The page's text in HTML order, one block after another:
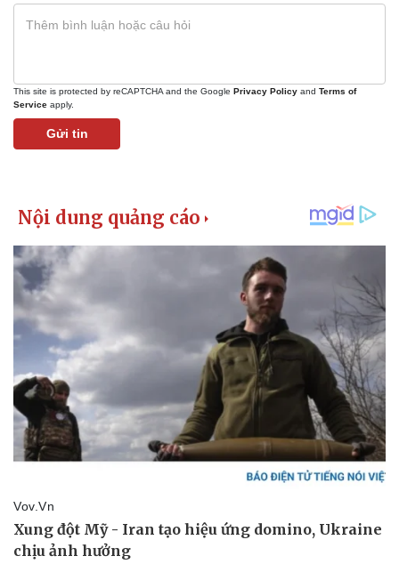
This site is protected by reCAPTCHA and the Google Privacy Policy and Terms of
Service apply.
Gửi tin